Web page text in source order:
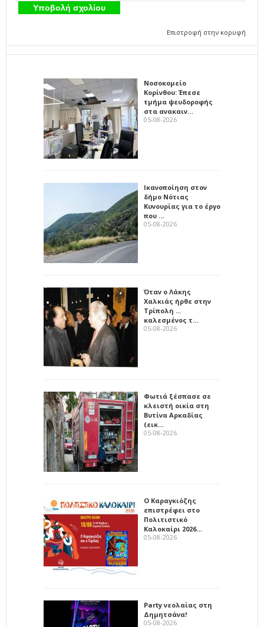
Επιστροφή στην κορυφή
Νοσοκομείο
Κορίνθου: Έπεσε
τμήμα ψευδοροφής
στα ανακαιν…
05-08-2026
Ικανοποίηση στον
δήμο Νότιας
Κυνουρίας για το έργο
που …
05-08-2026
Όταν ο Λάκης
Χαλκιάς ήρθε στην
Τρίπολη ...
καλεσμένος τ…
05-08-2026
Φωτιά ξέσπασε σε
κλειστή οικία στη
Βυτίνα Αρκαδίας
(εικ…
05-08-2026
Ο Καραγκιόζης
επιστρέφει στο
Πολιτιστικό
Καλοκαίρι 2026…
05-08-2026
Party νεολαίας στη
Δημητσάνα!
05-08-2026